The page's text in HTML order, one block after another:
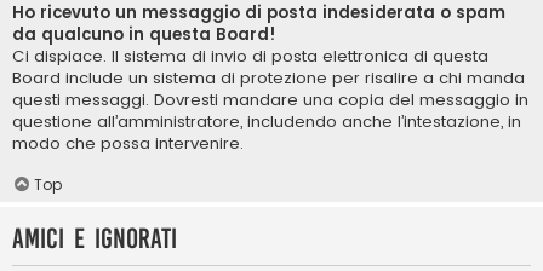
Ho ricevuto un messaggio di posta indesiderata o spam
da qualcuno in questa Board!
Ci dispiace. Il sistema di invio di posta elettronica di questa
Board include un sistema di protezione per risalire a chi manda
questi messaggi. Dovresti mandare una copia del messaggio in
questione all’amministratore, includendo anche l’intestazione, in
modo che possa intervenire.
Top
Amici e ignorati